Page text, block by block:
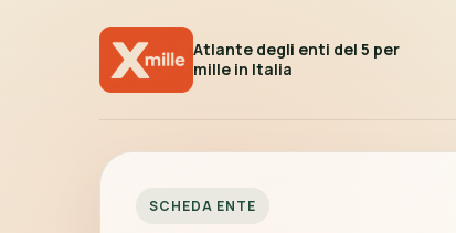
Atlante degli enti del 5 per
mille in Italia
SCHEDA ENTE